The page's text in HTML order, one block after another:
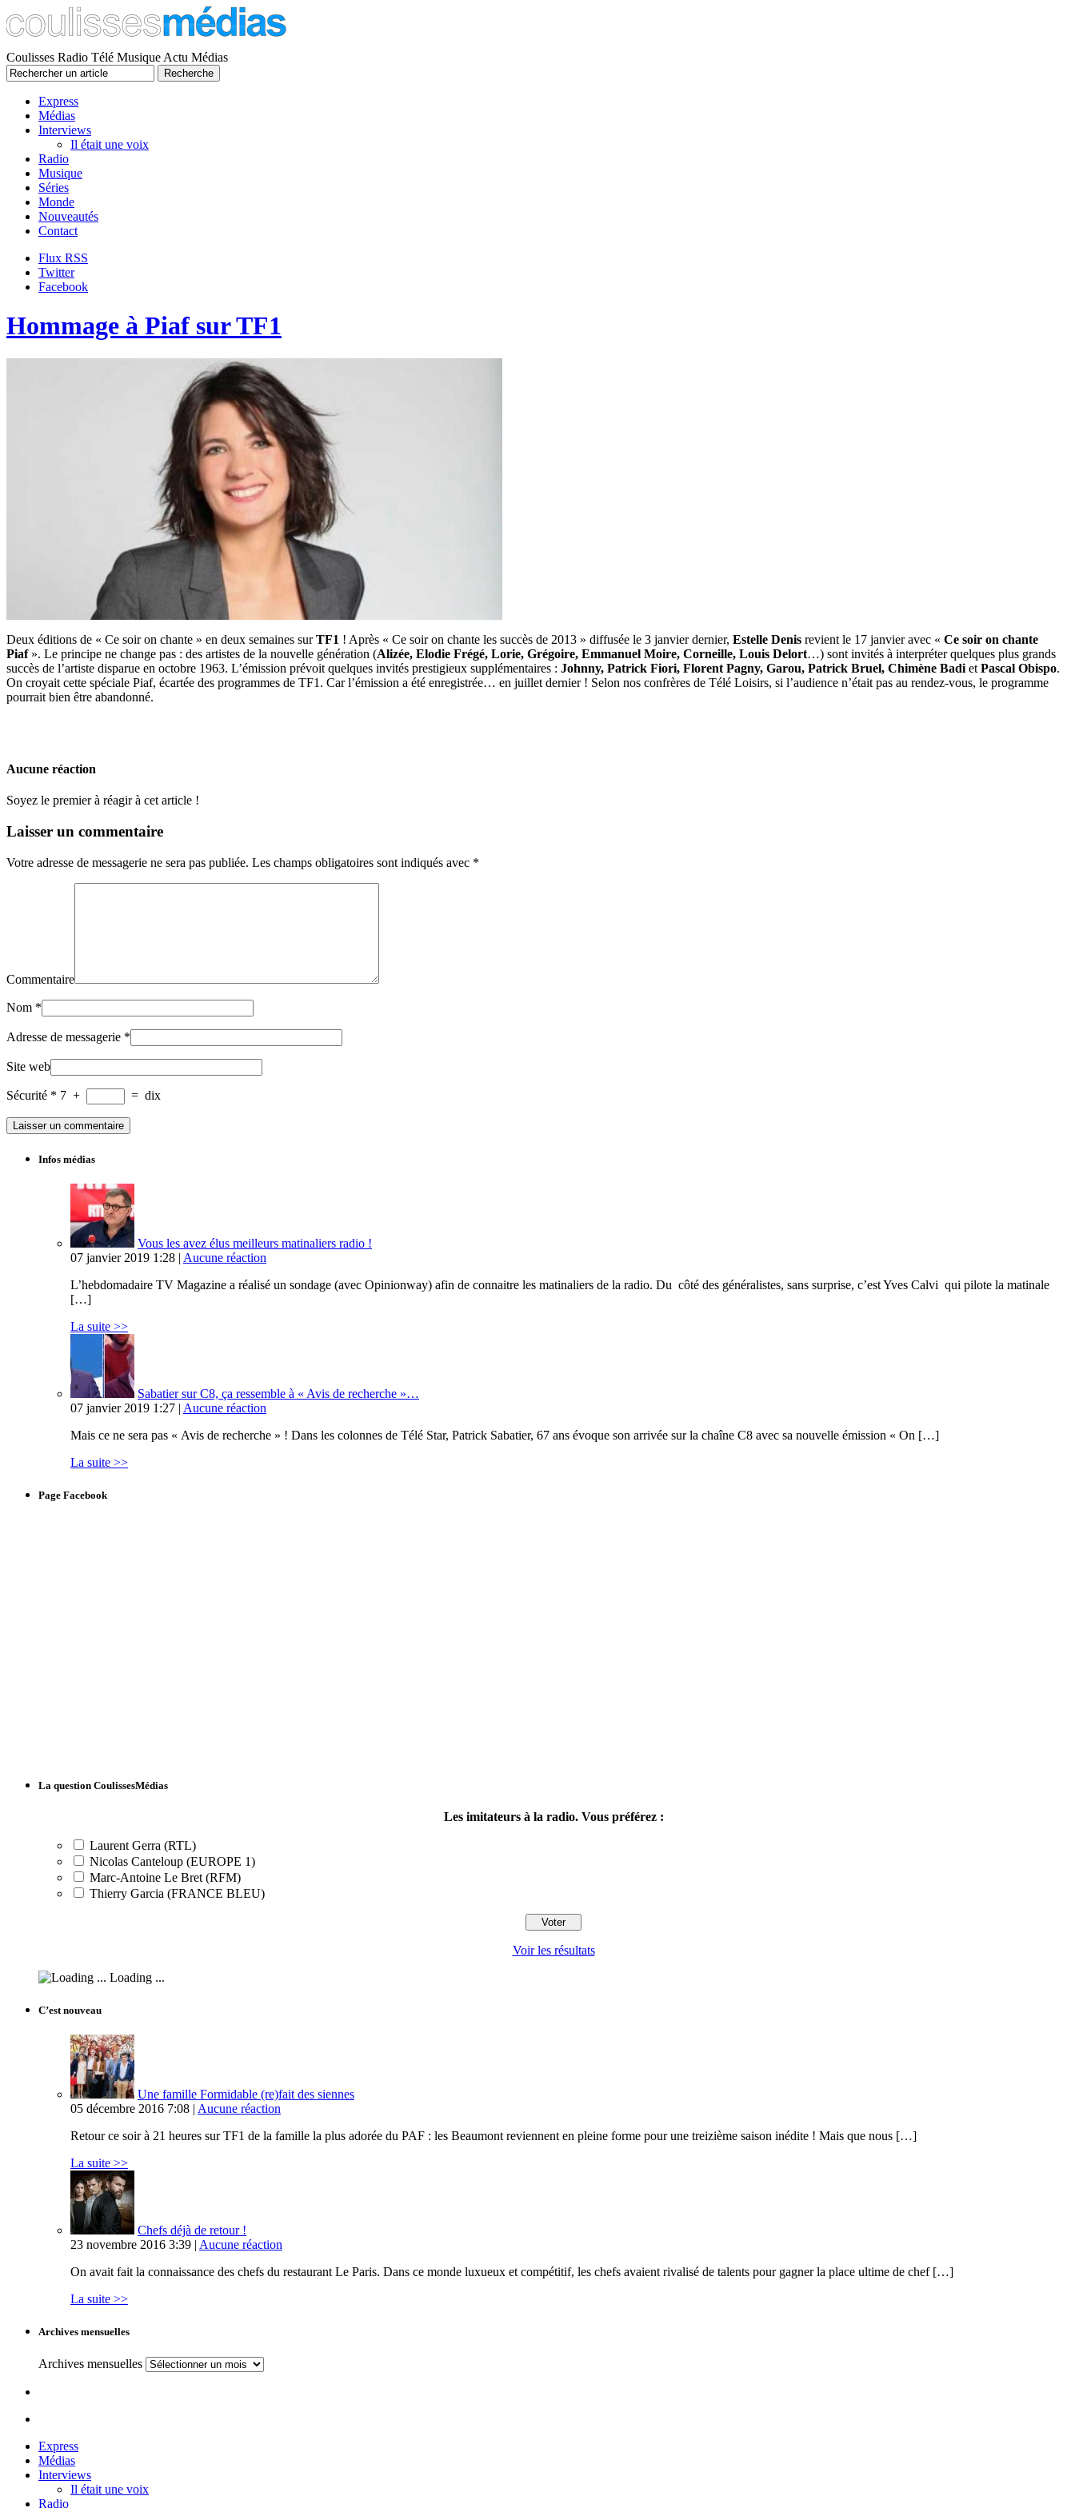
Coulisses Radio Télé Musique Actu Médias
Express
Médias
Interviews
Il était une voix
Radio
Musique
Séries
Monde
Nouveautés
Contact
Flux RSS
Twitter
Facebook
Hommage à Piaf sur TF1
Deux éditions de « Ce soir on chante » en deux semaines surTF1 ! Après « Ce soir on chante les succès de 2013 » diffusée le 3 janvier dernier, Estelle Denis revient le 17 janvier avec « Ce soir on chante
Piaf». Le principe ne change pas : des artistes de la nouvelle génération (Alizée, Elodie Frégé, Lorie, Grégoire, Emmanuel Moire, Corneille, Louis Delort…) sont invités à interpréter quelques plus grands
succès de l’artiste disparue en octobre 1963. L’émission prévoit quelques invités prestigieux supplémentaires : Johnny, Patrick Fiori, Florent Pagny, Garou, Patrick Bruel, Chimène Badi et Pascal Obispo.
On croyait cette spéciale Piaf, écartée des programmes de TF1. Car l’émission a été enregistrée… en juillet dernier ! Selon nos confrères de Télé Loisirs, si l’audience n’était pas au rendez-vous, le programme
pourrait bien être abandonné.
Aucune réaction
Soyez le premier à réagir à cet article !
Laisser un commentaire
Votre adresse de messagerie ne sera pas publiée. Les champs obligatoires sont indiqués avec *
Commentaire
Nom *
Adresse de messagerie *
Site web
Sécurité * 7 + = dix
Infos médias
Vous les avez élus meilleurs matinaliers radio !
07 janvier 2019 1:28 | Aucune réaction
L’hebdomadaire TV Magazine a réalisé un sondage (avec Opinionway) afin de connaitre les matinaliers de la radio. Du côté des généralistes, sans surprise, c’est Yves Calvi qui pilote la matinale
[…]
La suite >>
Sabatier sur C8, ça ressemble à « Avis de recherche »…
07 janvier 2019 1:27 | Aucune réaction
Mais ce ne sera pas « Avis de recherche » ! Dans les colonnes de Télé Star, Patrick Sabatier, 67 ans évoque son arrivée sur la chaîne C8 avec sa nouvelle émission « On […]
La suite >>
Page Facebook
La question CoulissesMédias
Les imitateurs à la radio. Vous préférez :
Laurent Gerra (RTL)
Nicolas Canteloup (EUROPE 1)
Marc-Antoine Le Bret (RFM)
Thierry Garcia (FRANCE BLEU)
Voir les résultats
Loading ...
C’est nouveau
Une famille Formidable (re)fait des siennes
05 décembre 2016 7:08 | Aucune réaction
Retour ce soir à 21 heures sur TF1 de la famille la plus adorée du PAF : les Beaumont reviennent en pleine forme pour une treizième saison inédite ! Mais que nous […]
La suite >>
Chefs déjà de retour !
23 novembre 2016 3:39 | Aucune réaction
On avait fait la connaissance des chefs du restaurant Le Paris. Dans ce monde luxueux et compétitif, les chefs avaient rivalisé de talents pour gagner la place ultime de chef […]
La suite >>
Archives mensuelles
Archives mensuelles
Express
Médias
Interviews
Il était une voix
Radio